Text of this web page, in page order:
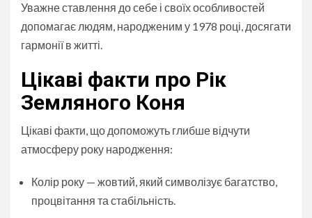
Уважне ставлення до себе і своїх особливостей
допомагає людям, народженим у 1978 році, досягати
гармонії в житті.
Цікаві факти про Рік
Земляного Коня
Цікаві факти, що допоможуть глибше відчути
атмосферу року народження:
Колір року — жовтий, який символізує багатство,
процвітання та стабільність.